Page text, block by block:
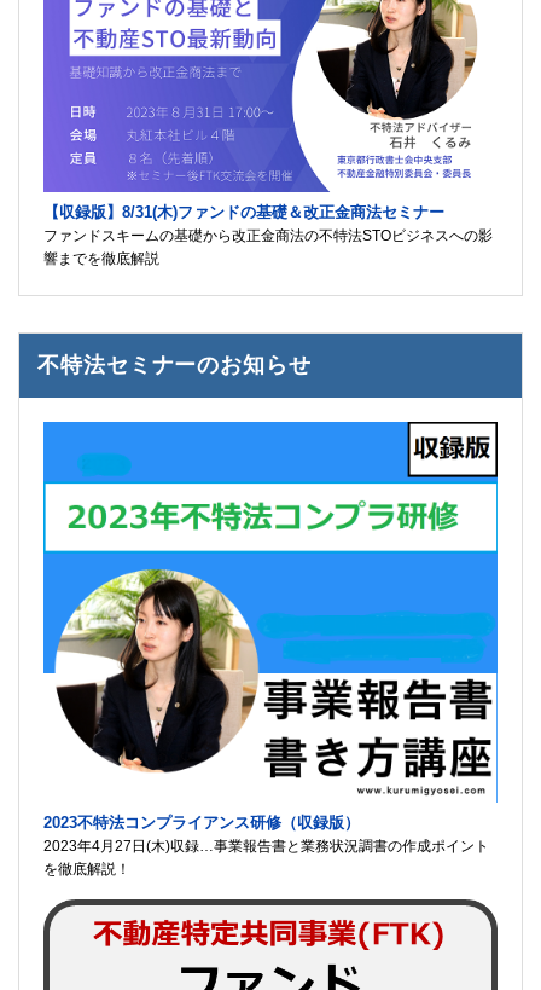
【収録版】8/31(木)ファンドの基礎＆改正金商法セミナー
ファンドスキームの基礎から改正金商法の不特法STOビジネスへの影
響までを徹底解説
不特法セミナーのお知らせ
2023不特法コンプライアンス研修（収録版）
2023年4月27日(木)収録…事業報告書と業務状況調書の作成ポイント
を徹底解説！